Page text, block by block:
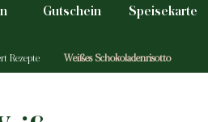
Gutschein Speisekarte
Rezepte Weißes Schokoladenrisotto